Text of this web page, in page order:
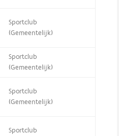
Sportclub
(Gemeentelijk)
Sportclub
(Gemeentelijk)
Sportclub
(Gemeentelijk)
Sportclub